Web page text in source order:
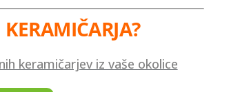
keramičarjev iz vaše okolice